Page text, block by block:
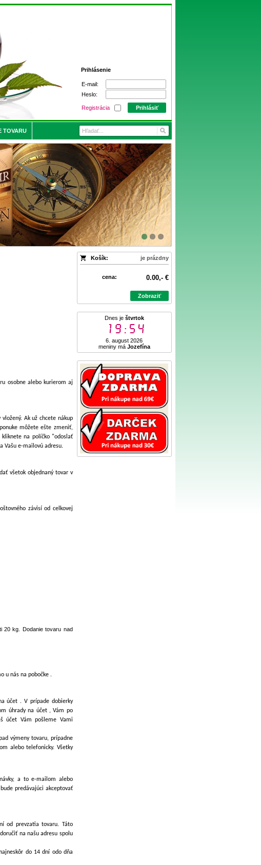
Prihlásenie
E-mail:
Heslo:
Registrácia Prihlásiť
TOVARU
Košík: je prázdny
cena: 0.00,- €
Zobraziť
Dnes je štvrtok
19:54
6. august 2026
meniny má Jozefína
osobne alebo kurierom aj
Ak už chcete nákup
môžete ešte zmeniť,
kliknete na políčko "odoslať
Vašu e-mailovú adresu.
všetok objednaný tovar v
závisí od celkovej
1,50 €
20 kg. Dodanie tovaru nad
u nás na pobočke .
účet . V prípade dobierky
úhrady na účet , Vám po
účet Vám pošleme Vami
výmeny tovaru, prípadne
alebo telefonicky. Všetky
a to e-mailom alebo
predávajúci akceptovať
od prevzatia tovaru. Táto
na našu adresu spolu
do 14 dní odo dňa